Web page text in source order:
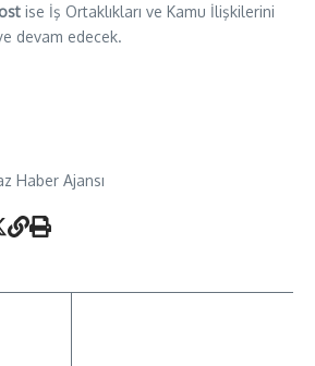
ise İş Ortaklıkları ve Kamu İlişkilerini
devam edecek.
Haber Ajansı